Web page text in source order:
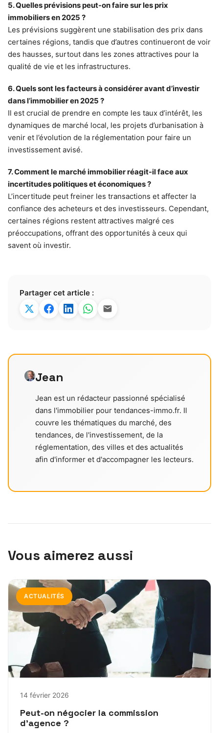
5. Quelles prévisions peut-on faire sur les prix
immobiliers en 2025 ?
Les prévisions suggèrent une stabilisation des prix dans
certaines régions, tandis que d’autres continueront de voir
des hausses, surtout dans les zones attractives pour la
qualité de vie et les infrastructures.
6. Quels sont les facteurs à considérer avant d’investir
dans l’immobilier en 2025 ?
Il est crucial de prendre en compte les taux d’intérêt, les
dynamiques de marché local, les projets d’urbanisation à
venir et l’évolution de la réglementation pour faire un
investissement avisé.
7. Comment le marché immobilier réagit-il face aux
incertitudes politiques et économiques ?
L’incertitude peut freiner les transactions et affecter la
confiance des acheteurs et des investisseurs. Cependant,
certaines régions restent attractives malgré ces
préoccupations, offrant des opportunités à ceux qui
savent où investir.
Partager cet article :
Jean
Jean est un rédacteur passionné spécialisé
dans l'immobilier pour tendances-immo.fr. Il
couvre les thématiques du marché, des
tendances, de l'investissement, de la
réglementation, des villes et des actualités
afin d'informer et d'accompagner les lecteurs.
Vous aimerez aussi
ACTUALITÉS
14 février 2026
Peut-on négocier la commission
d’agence ?